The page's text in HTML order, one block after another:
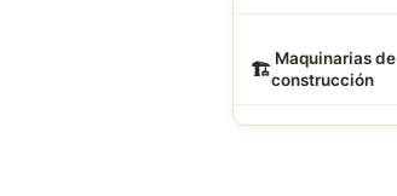
🏗 ️ Maquinarias de
construcción